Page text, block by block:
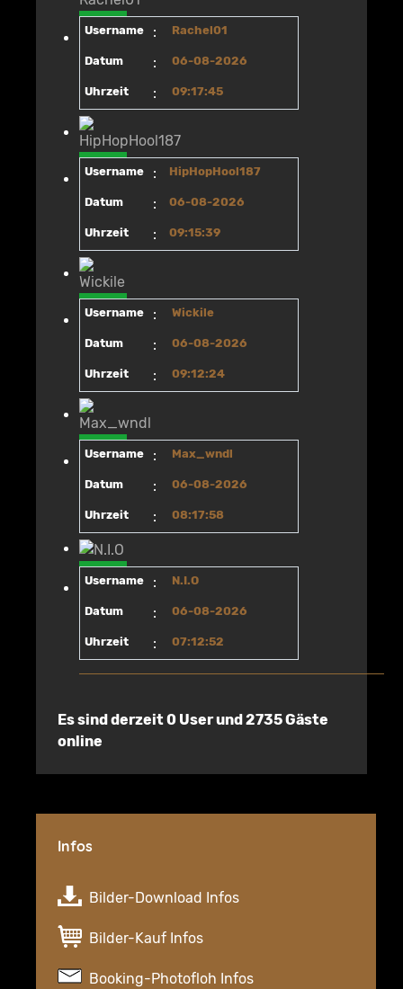
Username : Rachel01
Datum : 06-08-2026
Uhrzeit : 09:17:45
Username : HipHopHool187
Datum : 06-08-2026
Uhrzeit : 09:15:39
Username : Wickile
Datum : 06-08-2026
Uhrzeit : 09:12:24
Username : Max_wndl
Datum : 06-08-2026
Uhrzeit : 08:17:58
Username : N.I.O
Datum : 06-08-2026
Uhrzeit : 07:12:52
Es sind derzeit 0 User und 2735 Gäste
online
Infos
Bilder-Download Infos
Bilder-Kauf Infos
Booking-Photofloh Infos